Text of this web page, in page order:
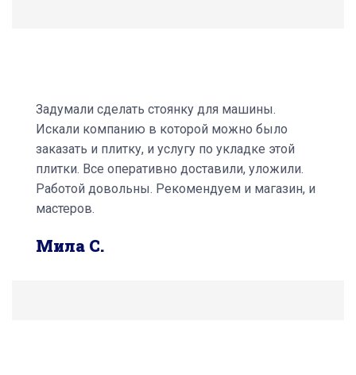
Задумали сделать стоянку для машины.
Искали компанию в которой можно было
заказать и плитку, и услугу по укладке этой
плитки. Все оперативно доставили, уложили.
Работой довольны. Рекомендуем и магазин, и
мастеров.
Мила С.